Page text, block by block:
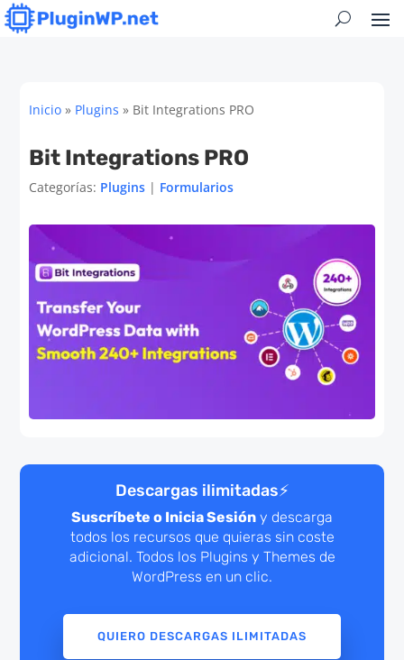
Inicio » Plugins » Bit Integrations PRO
Bit Integrations PRO
Categorías: Plugins | Formularios
Descargas ilimitadas⚡
Suscríbete o Inicia Sesión y descarga
todos los recursos que quieras sin coste
adicional. Todos los Plugins y Themes de
WordPress en un clic.
QUIERO DESCARGAS ILIMITADAS